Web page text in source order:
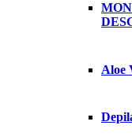
Aloe